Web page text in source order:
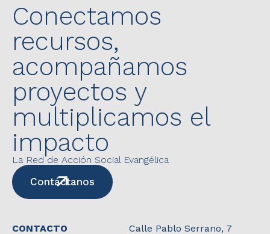
Conectamos
recursos,
acompañamos
proyectos y
multiplicamos el
impacto
La Red de Acción Social Evangélica
Contáctanos
CONTACTO
Calle Pablo Serrano, 7